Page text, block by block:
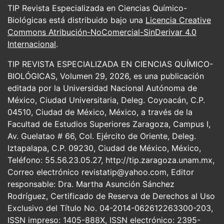
TIP Revista Especializada en Ciencias Químico-
Biológicas está distribuido bajo una Licencia Creative
Commons Atribución-NoComercial-SinDerivar 4.0
Internacional.
TIP REVISTA ESPECIALIZADA EN CIENCIAS QUÍMICO-
BIOLÓGICAS, Volumen 29, 2026, es una publicación
editada por la Universidad Nacional Autónoma de
México, Ciudad Universitaria, Deleg. Coyoacán, C.P.
04510, Ciudad de México, México, a través de la
Facultad de Estudios Superiores Zaragoza, Campus I,
Av. Guelatao # 66, Col. Ejército de Oriente, Deleg.
Iztapalapa, C.P. 09230, Ciudad de México, México,
Teléfono: 55.56.23.05.27, http://tip.zaragoza.unam.mx,
Correo electrónico revistatip@yahoo.com, Editor
responsable: Dra. Martha Asunción Sánchez
Rodríguez, Certificado de Reserva de Derechos al Uso
Exclusivo del Título No. 04-2014-062612263300-203,
ISSN impreso: 1405-888X, ISSN electrónico: 2395-